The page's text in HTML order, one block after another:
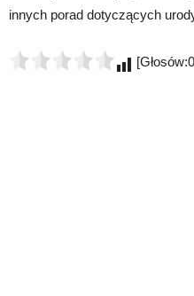
innych porad dotyczących